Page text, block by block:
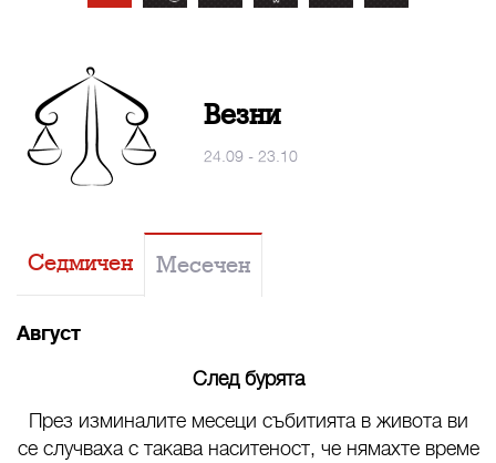
Везни
24.09 - 23.10
Седмичен Месечен
Август
След бурята
През изминалите месеци събитията в живота ви
се случваха с такава наситеност, че нямахте време